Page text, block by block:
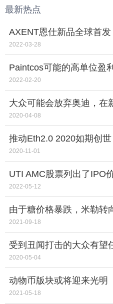
最新热点
AXENT恩仕新品全球首发
2022-03-28
Paintcos可能的高单位盈
2022-02-20
大众可能会放弃奥迪，在
联系
2020-04-08
推动Eth2.0 2020如期创
2020-11-01
UTI AMC股票列出了IPO
后收回一些损失分钟
2022-05-12
由于糖价格暴跌，米勒转
Indentation
2021-09-18
受到丑闻打击的大众有望
2020-05-04
动物币版块或将迎来光明
2021-05-18